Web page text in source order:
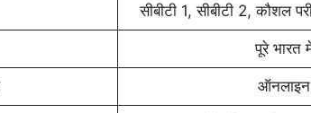
सीबीटी 1, सीबीटी 2, कौशल
पूरे भारत
ऑनलाइन